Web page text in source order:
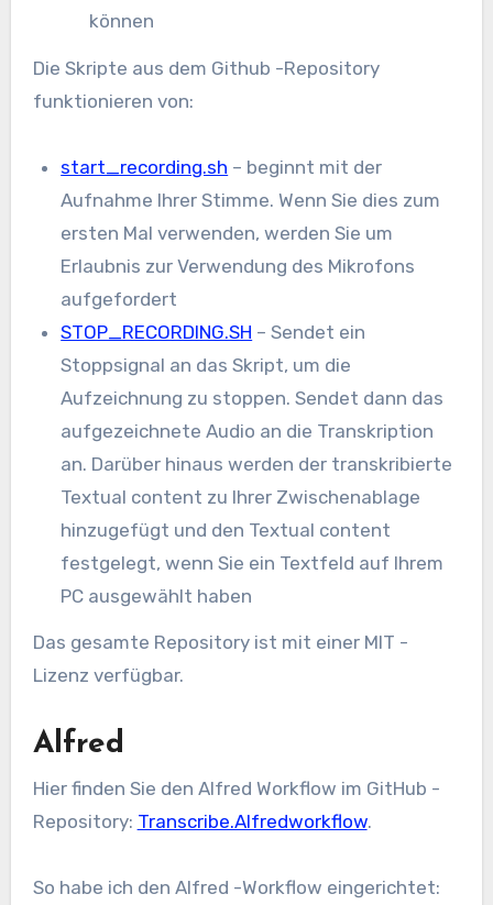
können
Die Skripte aus dem Github -Repository
funktionieren von:
start_recording.sh – beginnt mit der
Aufnahme Ihrer Stimme. Wenn Sie dies zum
ersten Mal verwenden, werden Sie um
Erlaubnis zur Verwendung des Mikrofons
aufgefordert
STOP_RECORDING.SH – Sendet ein
Stoppsignal an das Skript, um die
Aufzeichnung zu stoppen. Sendet dann das
aufgezeichnete Audio an die Transkription
an. Darüber hinaus werden der transkribierte
Textual content zu Ihrer Zwischenablage
hinzugefügt und den Textual content
festgelegt, wenn Sie ein Textfeld auf Ihrem
PC ausgewählt haben
Das gesamte Repository ist mit einer MIT -
Lizenz verfügbar.
Alfred
Hier finden Sie den Alfred Workflow im GitHub -
Repository: Transcribe.Alfredworkflow.
So habe ich den Alfred -Workflow eingerichtet: